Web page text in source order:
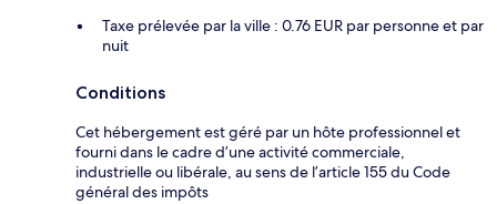
Taxe prélevée par la ville : 0.76 EUR par personne et par
nuit
Conditions
Cet hébergement est géré par un hôte professionnel et
fourni dans le cadre d’une activité commerciale,
industrielle ou libérale, au sens de l’article 155 du Code
général des impôts